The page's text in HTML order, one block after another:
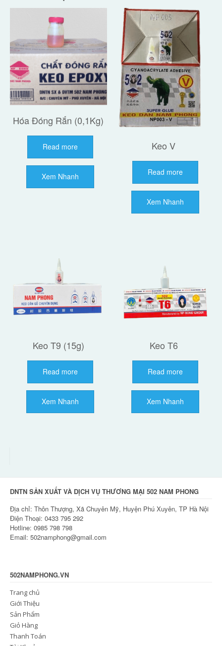
Hóa Đóng Rắn (0,1Kg)
Read more
Xem Nhanh
Keo V
Read more
Xem Nhanh
Keo T9 (15g)
Read more
Xem Nhanh
Keo T6
Read more
Xem Nhanh
DNTN SẢN XUẤT VÀ DỊCH VỤ THƯƠNG MẠI 502 NAM PHONG
Địa chỉ: Thôn Thượng, Xã Chuyên Mỹ, Huyện Phú Xuyên, TP Hà Nội
Điện Thoại: 0433 795 292
Hotline: 0985 798 798
Email: 502namphong@gmail.com
502NAMPHONG.VN
Trang chủ
Giới Thiệu
Sản Phẩm
Giỏ Hàng
Thanh Toán